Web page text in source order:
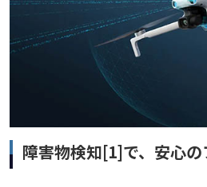
障害物検知[1]で、安心の